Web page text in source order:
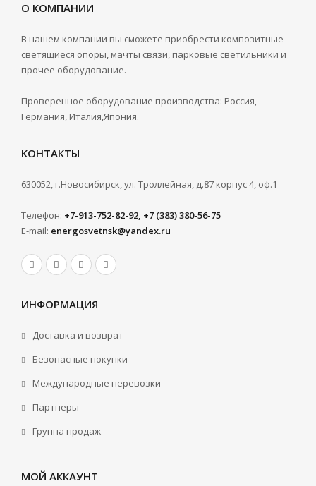
О КОМПАНИИ
В нашем компании вы сможете приобрести композитные
светящиеся опоры, мачты связи, парковые светильники и
прочее оборудование.
Проверенное оборудование производства: Россия,
Германия, Италия,Япония.
КОНТАКТЫ
630052, г.Новосибирск, ул. Троллейная, д.87 корпус 4, оф.1
Телефон: +7-913-752-82-92, +7 (383) 380-56-75
E-mail: energosvetnsk@yandex.ru
ИНФОРМАЦИЯ
Доставка и возврат
Безопасные покупки
Международные перевозки
Партнеры
Группа продаж
МОЙ АККАУНТ